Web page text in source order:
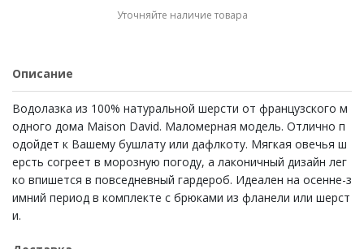
Уточняйте наличие товара
Описание
Водолазка из 100% натуральной шерсти от французского м
одного дома Maison David. Маломерная модель. Отлично п
одойдет к Вашему бушлату или дафлкоту. Мягкая овечья ш
ерсть согреет в морозную погоду, а лаконичный дизайн лег
ко впишется в повседневный гардероб. Идеален на осенне-з
имний период в комплекте с брюками из фланели или шерст
и.